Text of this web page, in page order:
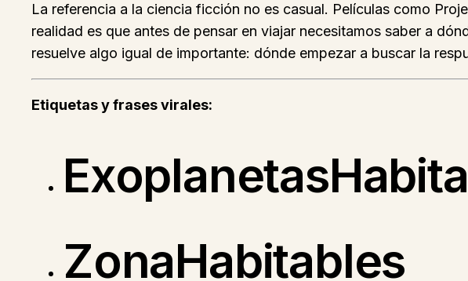
La referencia a la ciencia ficción no es casual. Películas como
realidad es que antes de pensar en viajar necesitamos saber a
resuelve algo igual de importante: dónde empezar a buscar la
Etiquetas y frases virales:
ZonaHabitables